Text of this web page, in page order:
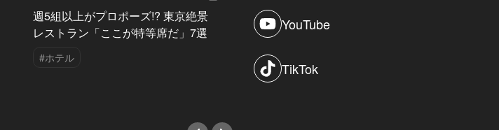
週5組以上がプロポーズ!? 東京絶景
レストラン「ここが特等席だ」7選
#ホテル
東京でホテルを遊び尽くせ！3時間
でどれだけ“はしご酒”できるかやっ
#ホテル
YouTube
TikTok